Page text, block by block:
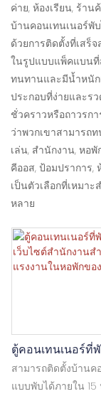
ค่าย, ห้องเรียน, ร้า
บ้านคอนเทนเนอร์พั
ด้วยการติดตั้งที่เสร็
ในรูปแบบแพ็คแบนที่
ทนทานและมีน้ำหนัก
ประกอบที่ง่ายและร
ชั่วคราวหรือถาวรก
ว่าพวกเขาสามารถ
เล่น, สำนักงาน, หอพั
คีออส, ป้อมปราการ,
เป็นตัวเลือกที่เหมา
หลาย
ตู้คอนเทนเนอร์ที่
เว็บไซต์สำนักงา
แรงงานในหอพัก
สามารถติดตั้งบ้านค
แบบพับได้ภายใน